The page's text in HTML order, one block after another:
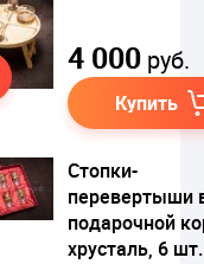
4 000 руб.
Купить
Стопки-
перевертыши
подарочной
хрусталь, 6 шт.